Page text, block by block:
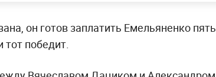
он готов заплатить Емельяненко пять
тот победит.